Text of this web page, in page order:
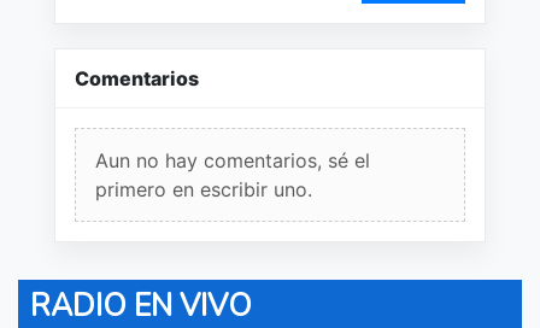
Comentarios
Aun no hay comentarios, sé el
primero en escribir uno.
RADIO EN VIVO